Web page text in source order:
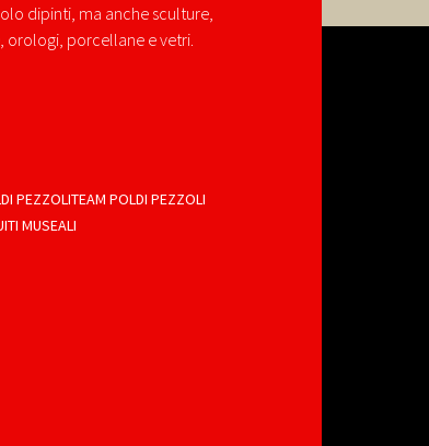
dipinti, ma anche sculture,
orologi, porcellane e vetri.
PEZZOLITEAM POLDI PEZZOLI
MUSEALI